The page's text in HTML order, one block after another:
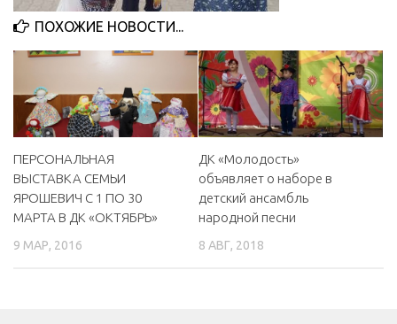
МБУ Дом культуры «Молодость»
МБУ Дом культуры «Октябрь»
МБОУ ДО «Детская школа искусств»
МБОУ ДО «Детская музыкальная школа»
МБУК «Искитимский городской историко-художественный
музей»
МБУК «Централизованная библиотечная система»
ДК «Россия»
ПОХОЖИЕ НОВОСТИ...
ПЕРСОНАЛЬНАЯ
ВЫСТАВКА СЕМЬИ
ЯРОШЕВИЧ С 1 ПО 30
МАРТА В ДК «ОКТЯБРЬ»
9 МАР, 2016
ДК «Молодость»
объявляет о наборе в
детский ансамбль
народной песни
8 АВГ, 2018